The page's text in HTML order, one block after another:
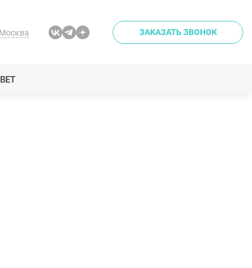
Москва ЗАКАЗАТЬ ЗВОНОК